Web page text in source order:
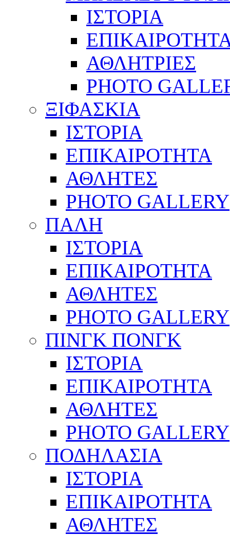
ΙΣΤΟΡΙΑ
ΑΘΛΗΤΡΙΕΣ
PHOTO
ΞΙΦΑΣΚΙΑ
ΙΣΤΟΡΙΑ
ΕΠΙΚΑΙΡΟΤΗΤΑ
ΑΘΛΗΤΕΣ
PHOTO GALLERY
ΠΑΛΗ
ΙΣΤΟΡΙΑ
ΕΠΙΚΑΙΡΟΤΗΤΑ
ΑΘΛΗΤΕΣ
PHOTO GALLERY
ΠΙΝΓΚ ΠΟΝΓΚ
ΙΣΤΟΡΙΑ
ΕΠΙΚΑΙΡΟΤΗΤΑ
ΑΘΛΗΤΕΣ
PHOTO GALLERY
ΠΟΔΗΛΑΣΙΑ
ΙΣΤΟΡΙΑ
ΕΠΙΚΑΙΡΟΤΗΤΑ
ΑΘΛΗΤΕΣ